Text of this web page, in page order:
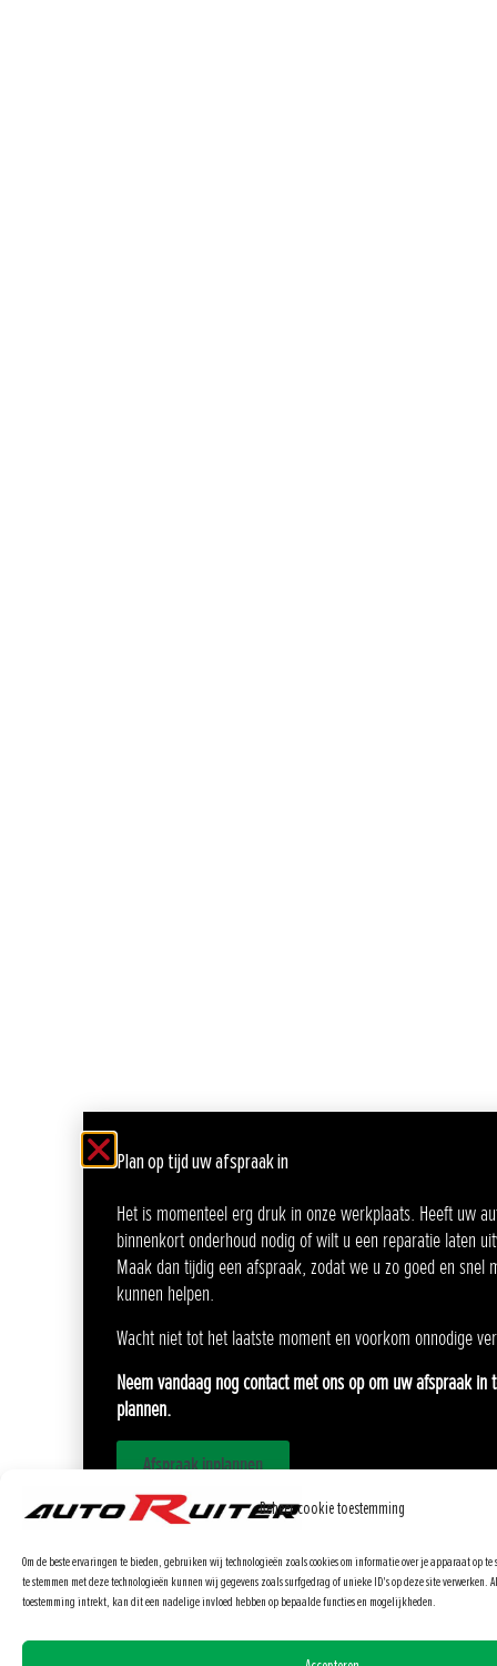
Beheer cookie toestemming
Om de beste ervaringen te bieden, gebruiken wij technologieën zoals cookies om informatie over je apparaat op
te stemmen met deze technologieën kunnen wij gegevens zoals surfgedrag of unieke ID's op deze site verwerken.
toestemming intrekt, kan dit een nadelige invloed hebben op bepaalde functies en mogelijkheden.
Plan op tijd uw afspraak in
Het is momenteel erg druk in onze werkplaats. Heeft uw
binnenkort onderhoud nodig of wilt u een reparatie laten
Maak dan tijdig een afspraak, zodat we u zo goed en snel
kunnen helpen.
Wacht niet tot het laatste moment en voorkom onnodige
Neem vandaag nog contact met ons op om uw afspraak in
plannen.
Afspraak inplannen